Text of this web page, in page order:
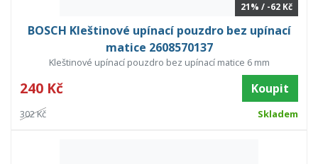
21% / -62 Kč
BOSCH Kleštinové upínací pouzdro bez upínací
matice 2608570137
Kleštinové upínací pouzdro bez upínací matice 6 mm
240 Kč Koupit
302 Kč Skladem